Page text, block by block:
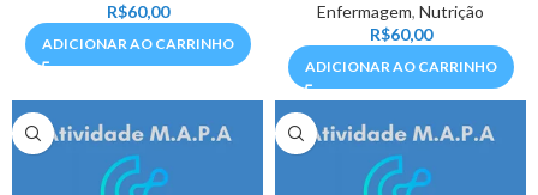
R$60,00
ADICIONAR AO CARRINHO
Enfermagem, Nutrição
R$60,00
ADICIONAR AO CARRINHO